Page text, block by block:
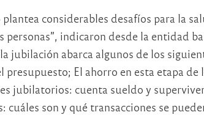
considerables desafíos para la
personas”, indicaron desde la entidad
jubilación abarca algunos de los
presupuesto; El ahorro en esta etapa de
jubilatorios: cuenta sueldo y
son y qué transacciones se